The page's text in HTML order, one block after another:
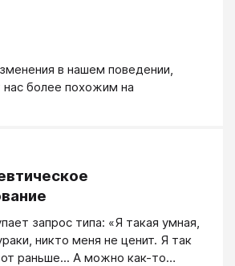
в нашем поведении,
более похожим на
запрос типа: «Я такая умная,
никто меня не ценит. Я так
раньше... А можно как-то